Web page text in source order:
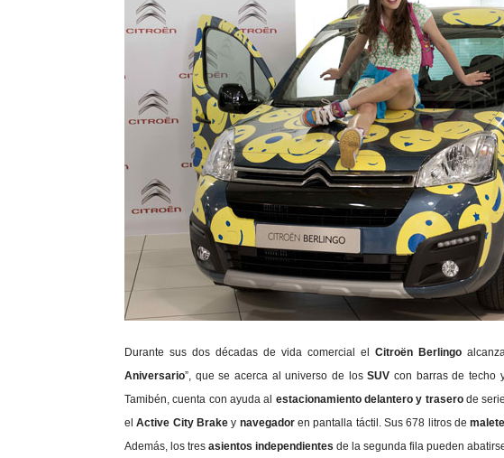
Durante sus dos décadas de vida comercial el Citroën Berlingo
Aniversario”, que se acerca al universo de losSUVcon barras de techo
Tamibén, cuenta con ayuda al estacionamiento delantero y traserode
el Active City Brake y navegadoren pantalla táctil. Sus 678 litros de
Además, los tres asientos independientes de la segunda fila pueden